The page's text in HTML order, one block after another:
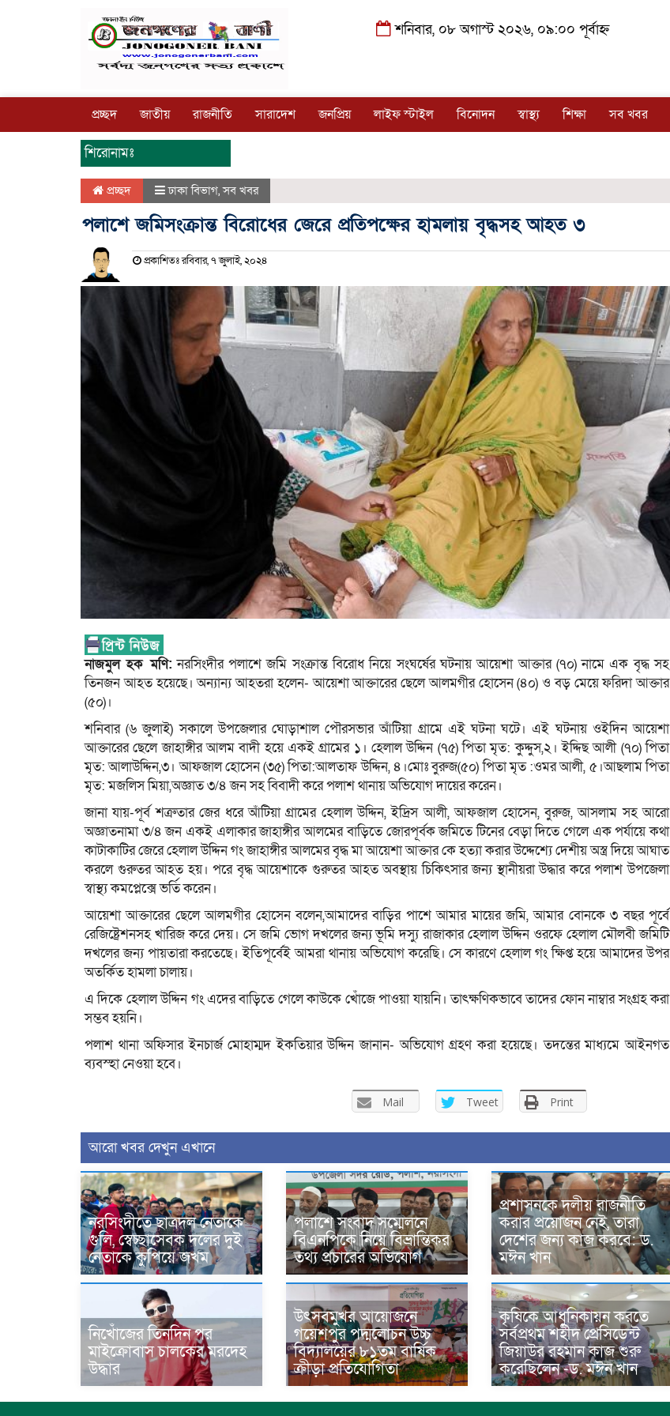
শনিবার, ০৮ অগাস্ট ২০২৬, ০৯:০০ পূর্বাহ্ন
প্রচ্ছদ জাতীয় রাজনীতি সারাদেশ জনপ্রিয় লাইফ স্টাইল বিনোদন স্বাস্থ্য শিক্ষা সব খবর
শিরোনামঃ
প্রচ্ছদ ঢাকা বিভাগ,সব খবর
পলাশে জমিসংক্রান্ত বিরোধের জেরে প্রতিপক্ষের হামলায় বৃদ্ধসহ আহত ৩
প্রকাশিতঃ রবিবার, ৭ জুলাই, ২০২৪
নাজমুল হক মণি: নরসিংদীর পলাশে জমি সংক্রান্ত বিরোধ নিয়ে সংঘর্ষের ঘটনায় আয়েশা আক্তার (৭০) নামে এক বৃদ্ধ সহ
তিনজন আহত হয়েছে। অন্যান্য আহতরা হলেন- আয়েশা আক্তারের ছেলে আলমগীর হোসেন (৪০) ও বড় মেয়ে ফরিদা আক্তার
(৫০)।
শনিবার (৬ জুলাই) সকালে উপজেলার ঘোড়াশাল পৌরসভার আঁটিয়া গ্রামে এই ঘটনা ঘটে। এই ঘটনায় ওইদিন আয়েশা
আক্তারের ছেলে জাহাঙ্গীর আলম বাদী হয়ে একই গ্রামের ১। হেলাল উদ্দিন (৭৫) পিতা মৃত: কুদ্দুস,২। ইদ্দিছ আলী (৭০) পিতা
মৃত: আলাউদ্দিন,৩। আফজাল হোসেন (৩৫) পিতা:আলতাফ উদ্দিন, ৪।মোঃ বুরুজ(৫০) পিতা মৃত :ওমর আলী, ৫।আছলাম পিতা
মৃত: মজলিস মিয়া,অজ্ঞাত ৩/৪ জন সহ বিবাদী করে পলাশ থানায় অভিযোগ দায়ের করেন।
জানা যায়-পূর্ব শত্রুতার জের ধরে আঁটিয়া গ্রামের হেলাল উদ্দিন, ইদ্রিস আলী, আফজাল হোসেন, বুরুজ, আসলাম সহ আরো
অজ্ঞাতনামা ৩/৪ জন একই এলাকার জাহাঙ্গীর আলমের বাড়িতে জোরপূর্বক জমিতে টিনের বেড়া দিতে গেলে এক পর্যায়ে কথা
কাটাকাটির জেরে হেলাল উদ্দিন গং জাহাঙ্গীর আলমের বৃদ্ধ মা আয়েশা আক্তার কে হত্যা করার উদ্দেশ্যে দেশীয় অস্ত্র দিয়ে আঘাত
করলে গুরুতর আহত হয়। পরে বৃদ্ধ আয়েশাকে গুরুতর আহত অবস্থায় চিকিৎসার জন্য স্থানীয়রা উদ্ধার করে পলাশ উপজেলা
স্বাস্থ্য কমপ্লেক্সে ভর্তি করেন।
আয়েশা আক্তারের ছেলে আলমগীর হোসেন বলেন,আমাদের বাড়ির পাশে আমার মায়ের জমি, আমার বোনকে ৩ বছর পূর্বে
রেজিষ্ট্রেশনসহ খারিজ করে দেয়। সে জমি ভোগ দখলের জন্য ভূমি দস্যু রাজাকার হেলাল উদ্দিন ওরফে হেলাল মৌলবী জমিটি
দখলের জন্য পায়তারা করতেছে। ইতিপূর্বেই আমরা থানায় অভিযোগ করেছি। সে কারণে হেলাল গং ক্ষিপ্ত হয়ে আমাদের উপর
অতর্কিত হামলা চালায়।
এ দিকে হেলাল উদ্দিন গং এদের বাড়িতে গেলে কাউকে খোঁজে পাওয়া যায়নি। তাৎক্ষণিকভাবে তাদের ফোন নাম্বার সংগ্রহ করা
সম্ভব হয়নি।
পলাশ থানা অফিসার ইনচার্জ মোহাম্মদ ইকতিয়ার উদ্দিন জানান- অভিযোগ গ্রহণ করা হয়েছে। তদন্তের মাধ্যমে আইনগত
ব্যবস্হা নেওয়া হবে।
Mail Tweet Print
আরো খবর দেখুন এখানে
নরসিংদীতে ছাত্রদল নেতাকে
গুলি, স্বেচ্ছাসেবক দলের দুই
নেতাকে কুপিয়ে জখম
পলাশে সংবাদ সম্মেলনে
বিএনপিকে নিয়ে বিভ্রান্তিকর
তথ্য প্রচারের অভিযোগ
প্রশাসনকে দলীয় রাজনীতি
করার প্রয়োজন নেই, তারা
দেশের জন্য কাজ করবে: ড.
মঈন খান
নিখোঁজের তিনদিন পর
মাইক্রোবাস চালকের মরদেহ
উদ্ধার
উৎসবমুখর আয়োজনে
গয়েশপুর পদ্মলোচন উচ্চ
বিদ্যালয়ের ৮১তম বার্ষিক
ক্রীড়া প্রতিযোগিতা
কৃষিকে আধুনিকায়ন করতে
সর্বপ্রথম শহীদ প্রেসিডেন্ট
জিয়াউর রহমান কাজ শুরু
করেছিলেন -ড. মঈন খান